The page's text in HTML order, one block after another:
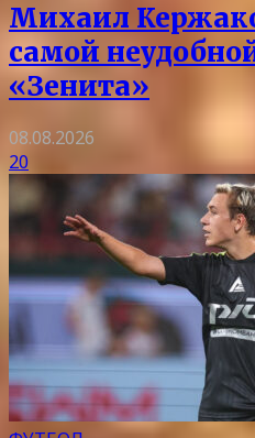
Михаил
самой
«Зенита»
08.08.2026
20